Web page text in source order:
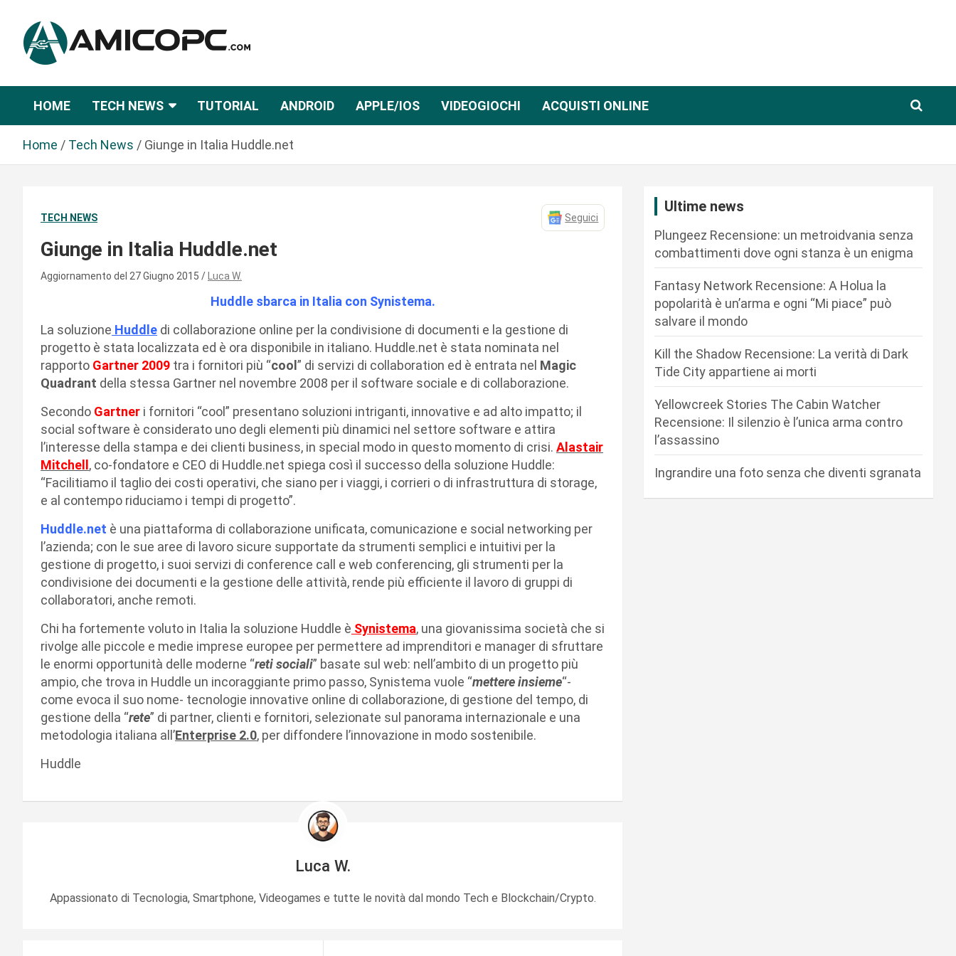
n
Amicopc.com
HOME TECH NEWS TUTORIAL ANDROID APPLE/IOS VIDEOGIOCHI ACQUISTI ONLINE
Home Tech News Giunge in Italia Huddle.net
TECH NEWS Seguici
Giunge in Italia Huddle.net
Aggiornamento del 27 Giugno 2015 Luca W.
Huddle sbarca in Italia con Synistema.
La soluzione Huddle di collaborazione online per la condivisione di documenti e la gestione di
progetto è stata localizzata ed è ora disponibile in italiano. Huddle.net è stata nominata nel
rapporto Gartner 2009 tra i fornitori più “cool ” di servizi di collaboration ed è entrata nel Magic
Quadrant della stessa Gartner nel novembre 2008 per il software sociale e di collaborazione.
Secondo Gartner i fornitori “cool” presentano soluzioni intriganti, innovative e ad alto impatto; il
social software è considerato uno degli elementi più dinamici nel settore software e attira
l’interesse della stampa e dei clienti business, in special modo in questo momento di crisi. Alastair
Mitchell , co-fondatore e CEO di Huddle.net spiega così il successo della soluzione Huddle:
“Facilitiamo il taglio dei costi operativi, che siano per i viaggi, i corrieri o di infrastruttura di storage,
e al contempo riduciamo i tempi di progetto”.
Huddle.net è una piattaforma di collaborazione unificata, comunicazione e social networking per
l’azienda; con le sue aree di lavoro sicure supportate da strumenti semplici e intuitivi per la
gestione di progetto, i suoi servizi di conference call e web conferencing, gli strumenti per la
condivisione dei documenti e la gestione delle attività, rende più efficiente il lavoro di gruppi di
collaboratori, anche remoti.
Chi ha fortemente voluto in Italia la soluzione Huddle è Synistema, una giovanissima società che si
rivolge alle piccole e medie imprese europee per permettere ad imprenditori e manager di sfruttare
le enormi opportunità delle moderne “reti sociali” basate sul web: nell’ambito di un progetto più
ampio, che trova in Huddle un incoraggiante primo passo, Synistema vuole “mettere insieme“-
come evoca il suo nome- tecnologie innovative online di collaborazione, di gestione del tempo, di
gestione della “rete” di partner, clienti e fornitori, selezionate sul panorama internazionale e una
metodologia italiana all’Enterprise 2.0, per diffondere l’innovazione in modo sostenibile.
Huddle
Luca W.
Appassionato di Tecnologia, Smartphone, Videogames e tutte le novità dal mondo Tech e Blockchain/Crypto.
Ultime news
Plungeez Recensione: un metroidvania senza
combattimenti dove ogni stanza è un enigma
Fantasy Network Recensione: A Holua la
popolarità è un’arma e ogni “Mi piace” può
salvare il mondo
Kill the Shadow Recensione: La verità di Dark
Tide City appartiene ai morti
Yellowcreek Stories The Cabin Watcher
Recensione: Il silenzio è l’unica arma contro
l’assassino
Ingrandire una foto senza che diventi sgranata